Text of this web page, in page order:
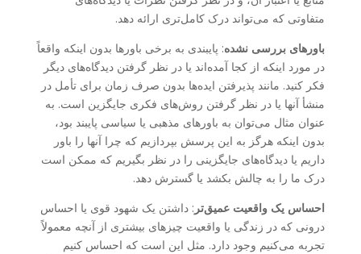
متفاوتی که می‌تواند درک کامل‌تری ارائه دهد.
باورهای بررسی نشده: پایبندی به برخی باورها بدون اینکه واقعاً
در مورد اینکه از کجا آمده‌اند یا در نظر گرفتن دیدگاه‌های دیگر
فکر کنید. مانند پذیرفتن ایده‌ها بدون صرف زمان برای تأمل در
منشأ آنها یا در نظر گرفتن روش‌های فکری جایگزین است. به
عنوان مثال می‌توان به باورهای مذهبی یا سیاسی پایبند بود،
بدون اینکه هرگز به این پرسش بپردازیم که چرا آنها را باور
داریم یا دیدگاه‌های جایگزینی را در نظر بگیریم که ممکن است
درک ما را به چالش بکشد یا گسترش دهد.
احساس یک واقعیت عمیق‌تر : داشتن یک شهود قوی یا احساس
درونی که در زندگی یا واقعیت چیزهای بیشتری از آنچه معمولاً
تجربه می‌کنیم وجود دارد. مثل این است که احساس کنیم